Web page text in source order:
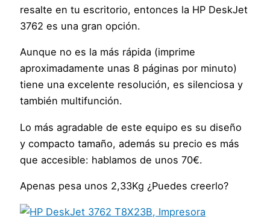
resalte en tu escritorio, entonces la HP DeskJet
3762 es una gran opción.
Aunque no es la más rápida (imprime
aproximadamente unas 8 páginas por minuto)
tiene una excelente resolución, es silenciosa y
también multifunción.
Lo más agradable de este equipo es su diseño
y compacto tamaño, además su precio es más
que accesible: hablamos de unos 70€.
Apenas pesa unos 2,33Kg ¿Puedes creerlo?